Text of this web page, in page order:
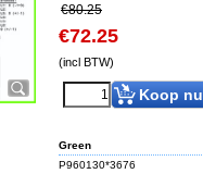
€80.25
€72.25
(incl BTW)
Koop nu
Green
P960130*3676